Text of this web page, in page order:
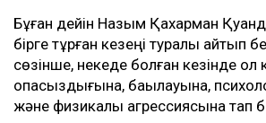
Бұған дейін Назым Қахарман
бірге тұрған кезеңі туралы айтып
сөзінше, некеде болған кезінде ол
опасыздығына, бақылауына,
және физикалық агрессиясына тап